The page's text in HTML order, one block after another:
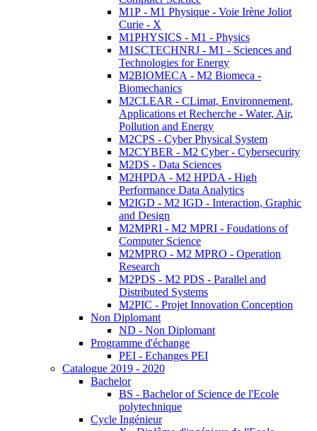
M1P - M1 Physique - Voie Irène Joliot
Curie - X
M1PHYSICS - M1 - Physics
M1SCTECHNRJ - M1 - Sciences and
Technologies for Energy
M2BIOMECA - M2 Biomeca -
Biomechanics
M2CLEAR - CLimat, Environnement,
Applications et Recherche - Water, Air,
Pollution and Energy
M2CPS - Cyber Physical System
M2CYBER - M2 Cyber - Cybersecurity
M2DS - Data Sciences
M2HPDA - M2 HPDA - High
Performance Data Analytics
M2IGD - M2 IGD - Interaction, Graphic
and Design
M2MPRI - M2 MPRI - Foudations of
Computer Science
M2MPRO - M2 MPRO - Operation
Research
M2PDS - M2 PDS - Parallel and
Distributed Systems
M2PIC - Projet Innovation Conception
Non Diplomant
ND - Non Diplomant
Programme d'échange
PEI - Echanges PEI
Catalogue 2019 - 2020
Bachelor
BS - Bachelor of Science de l'Ecole
polytechnique
Cycle Ingénieur